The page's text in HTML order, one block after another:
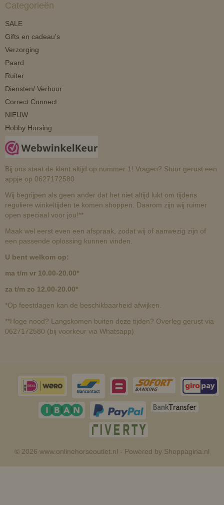
Categorieën
SALE
Gifts en cadeau's
Verzorging
Paard
Ruiter
Diensten/ Verhuur
Correct Connect
NIEUW
Hobby Horsing
Bij ons staat de klant altijd op nummer 1! Vragen? Stuur gerust een
appje op 0627172580
Wij begrijpen als geen ander dat het niet altijd lukt om tijdens
reguliere winkeltijden te komen shoppen. Daarom zijn wij ruimer
open speciaal voor jou!**
Maak wel eerst even een afspraak, zodat wij of aanwezig zijn of
een passende oplossing kunnen vinden.
U bent welkom op:
ma t/m vr 10.00-20.00*
za t/m zo 12.00-20.00*
*Op feestdagen kan de beschikbaarheid afwijken.
**Hoge nood? Langskomen buiten deze tijden? Overleg gerust via
0627172580 (bij voorkeur via Whatsapp)
© 2026 www.onlinehorseoutlet.nl - Powered by Shoppagina.nl